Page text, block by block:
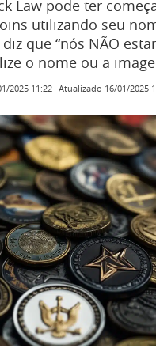
Law pode ter
utilizando seu
que “nós NÃO
o nome ou a
2025 11:22 Atualizado 16/01/2025